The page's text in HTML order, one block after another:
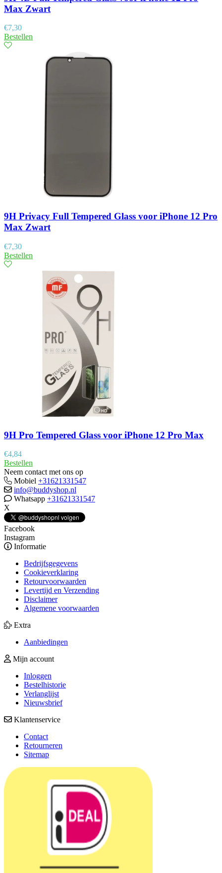
Max Zwart
€7,30
Bestellen
9H Privacy Full Tempered Glass voor iPhone 12 Pro
Max Zwart
€7,30
Bestellen
9H Pro Tempered Glass voor iPhone 12 Pro Max
€4,84
Bestellen
Neem contact met ons op
Mobiel +31621331547
info@buddyshop.nl
Whatsapp +31621331547
X
Facebook
Instagram
Informatie
Bedrijfsgegevens
Cookieverklaring
Retourvoorwaarden
Levertijd en Verzending
Disclaimer
Algemene voorwaarden
Extra
Aanbiedingen
Mijn account
Inloggen
Bestelhistorie
Verlanglijst
Nieuwsbrief
Klantenservice
Contact
Retourneren
Sitemap